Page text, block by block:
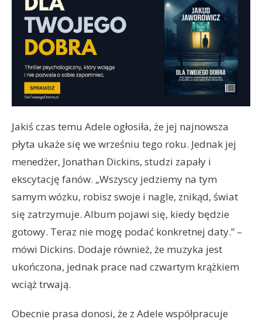
Jakiś czas temu Adele ogłosiła, że jej najnowsza
płyta ukaże się we wrześniu tego roku. Jednak jej
menedżer, Jonathan Dickins, studzi zapały i
ekscytację fanów. „Wszyscy jedziemy na tym
samym wózku, robisz swoje i nagle, znikąd, świat
się zatrzymuje. Album pojawi się, kiedy będzie
gotowy. Teraz nie mogę podać konkretnej daty.” –
mówi Dickins. Dodaje również, że muzyka jest
ukończona, jednak prace nad czwartym krążkiem
wciąż trwają.
Obecnie prasa donosi, że z Adele współpracuje